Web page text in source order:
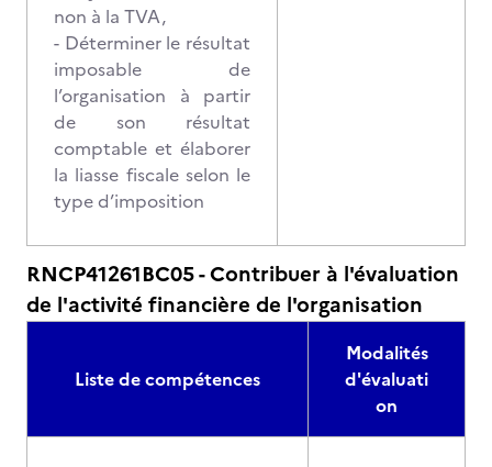
non à la TVA,
- Déterminer le résultat
imposable de
l’organisation à partir
de son résultat
comptable et élaborer
la liasse fiscale selon le
type d’imposition
RNCP41261BC05 - Contribuer à l'évaluation
de l'activité financière de l'organisation
Liste de compétences
Modalités
d'évaluati
on